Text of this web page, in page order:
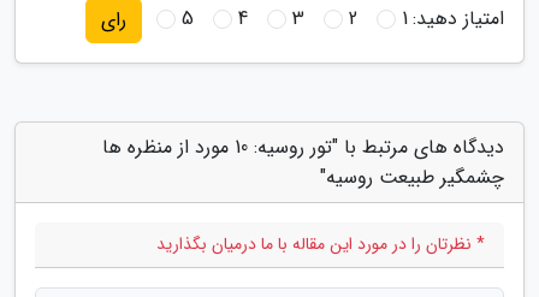
امتیاز دهید:1
2
3
4
5 رای
دیدگاه های مرتبط با "تور روسیه: 10 مورد از منظره ها
چشمگیر طبیعت روسیه"
* نظرتان را در مورد این مقاله با ما درمیان بگذارید